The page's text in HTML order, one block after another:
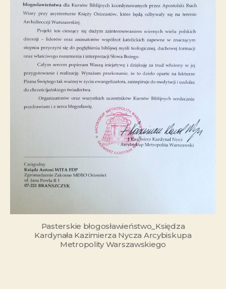
Pasterskie błogosławieństwo_Księdza
Kardynała Kazimierza Nycza Arcybiskupa
Metropolity Warszawskiego